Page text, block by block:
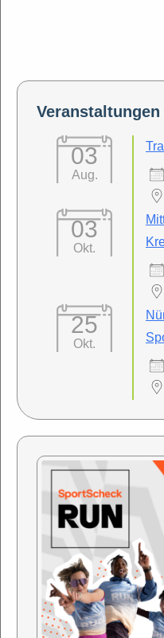
Veranstaltungen
03
Aug.
03
Okt.
25
Okt.